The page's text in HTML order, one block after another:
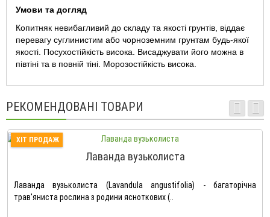
Умови та догляд
Копитняк невибагливий до складу та якості грунтів, віддає
перевагу суглинистим або чорноземним грунтам будь-якої
якості. Посухостійкість висока. Висаджувати його можна в
півтіні та в повній тіні. Морозостійкість висока.
РЕКОМЕНДОВАНІ ТОВАРИ
ХІТ ПРОДАЖ
Лаванда вузьколиста
Лаванда вузьколиста (Lavandula angustifolia) - багаторічна
трав'яниста рослина з родини ясноткових (..